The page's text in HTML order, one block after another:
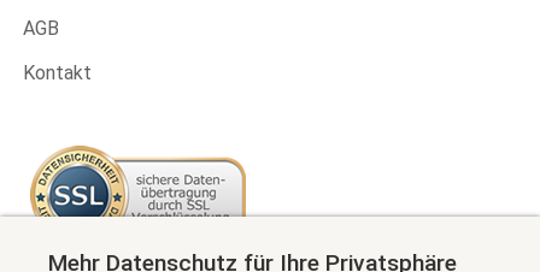
AGB
Kontakt
Mehr Datenschutz für Ihre Privatsphäre